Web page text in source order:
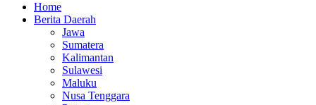
Home
Berita Daerah
Jawa
Sumatera
Kalimantan
Sulawesi
Maluku
Nusa Tenggara